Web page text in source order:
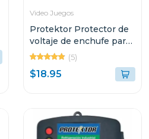
Video Juegos
Protektor Protector de
voltaje de enchufe para
refrigeracion domestica
110 vac plus
(5)
$18.95